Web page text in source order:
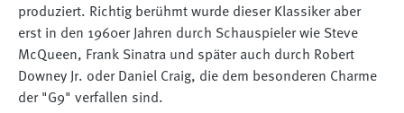
produziert. Richtig berühmt wurde dieser Klassiker aber
erst in den 1960er Jahren durch Schauspieler wie Steve
McQueen, Frank Sinatra und später auch durch Robert
Downey Jr. oder Daniel Craig, die dem besonderen Charme
der "G9" verfallen sind.